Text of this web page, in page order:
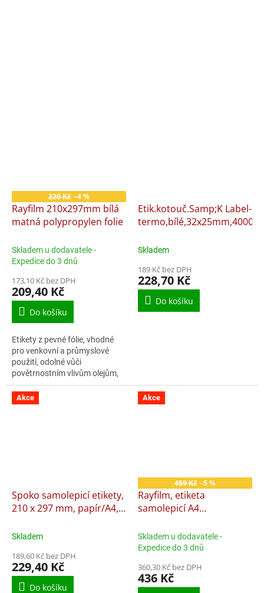
220 Kč –4 %
Rayfilm 210x297mm bílá
matná polypropylen folie
Skladem u dodavatele -
Expedice do 3 dnů
173,10 Kč bez DPH
209,40 Kč
Do košíku
Etikety z pevné fólie, vhodné
pro venkovní a průmyslové
použití, odolné vůči
povětrnostním vlivům olejům,
mazivům, saponátům a vodě.
V balení 10ks
Etik.kotouč.Samp;K Label-
termo,bílé,32x25mm,4000ks
Skladem
189 Kč bez DPH
228,70 Kč
Do košíku
Akce
Spoko samolepicí etikety,
210 x 297 mm, papír/A4,
Skladem
189,60 Kč bez DPH
229,40 Kč
Do košíku
Akce
459 Kč –5 %
Rayfilm, etiketa
samolepicí A4
R01001123A 100 listů
Skladem u dodavatele -
Expedice do 3 dnů
360,30 Kč bez DPH
436 Kč